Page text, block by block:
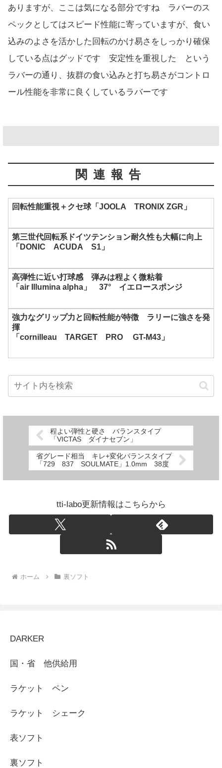
ありますが、ここは気になる部分ですね ラバーのス
ペックとしてはスピード性能に寄っていますが、食い
込みのよさを活かした回転のかけ易さをしっかり確保
している点はグッドです 安定性を重視した という
ラバーの通り、抜群の食い込みと打ち易さがコントロ
ール性能を非常に良くしているラバーです
関連報告
回転性能重視＋クセ球「JOOLA TRONIX ZGR」
第三世代回転系ドイツテンション耐久性も大幅に向上
「DONIC ACUDA S1」
高弾性に近い打球感 弾みは程よく微粘着
「air Illumina alpha」 37° イエロースポンジ
強力なグリップ力と回転性能が特徴 ラリーに強さを発
揮
「cornilleau TARGET PRO GT-M43」
程よい弾性と硬さ バランスタイプ
「VICTAS ダイナセブン」
省グレード相当 キレ+変化バランスタイプ
「729 837 SOULMATE」1.0mm 38度
tti-labo更新情報はこちらから
ホーム 裏ソフト
DARKER
国・省 他供給用
ラケット ペン
ラケット シェーク
表ソフト
裏ソフト